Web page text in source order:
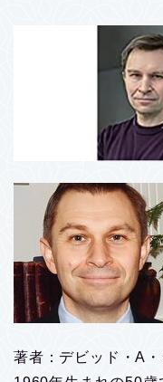
著者：デビッド・A